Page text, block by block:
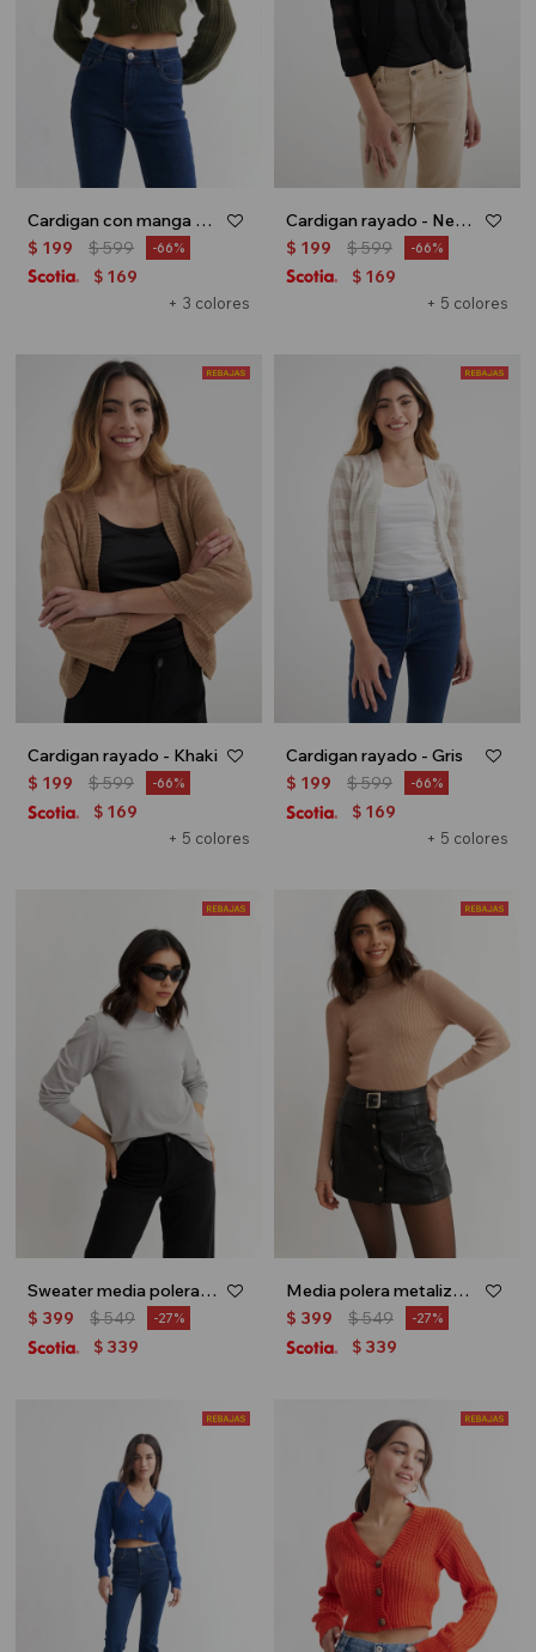
Cardigan con manga balloon - Verde oliva
+ 3 colores
$ 199 $599 66
$ 169
Cardigan rayado - Negro
+ 5 colores
$ 199 $599 66
$ 169
Cardigan rayado - Khaki
+ 5 colores
$ 199 $599 66
$ 169
Cardigan rayado - Gris
+ 5 colores
$ 199 $599 66
$ 169
Sweater media polera con puños - Gris
$ 399 $549 27
$ 339
Media polera metalizada - Tostado
$ 399 $549 27
$ 339